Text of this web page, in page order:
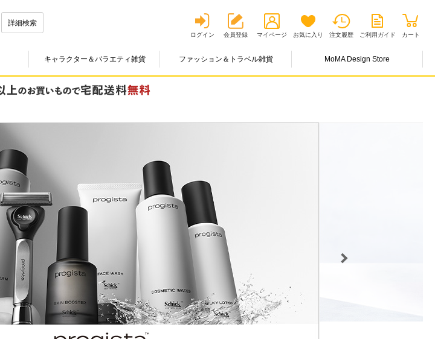
詳細検索
ログイン 会員登録 マイページ お気に入り 注文履歴 ご利用ガイド カート
キャラクター＆バラエティ雑貨 ファッション＆トラベル雑貨 MoMA Design Store